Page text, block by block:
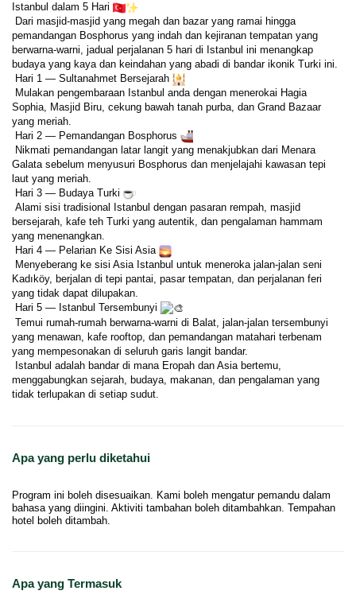
Istanbul dalam 5 Hari
pemandangan Bosphorus yang indah dan kejiranan tempatan yang
berwarna-warni, jadual perjalanan 5 hari di Istanbul ini menangkap
budaya yang kaya dan keindahan yang abadi di bandar ikonik Turki ini.
Hari 1 — Sultanahmet Bersejarah
Sophia, Masjid Biru, cekung bawah tanah purba, dan Grand Bazaar
yang meriah.
Hari 2 — Pemandangan Bosphorus
Galata sebelum menyusuri Bosphorus dan menjelajahi kawasan tepi
laut yang meriah.
Hari 3 — Budaya Turki
bersejarah, kafe teh Turki yang autentik, dan pengalaman hammam
yang menenangkan.
Hari 4 — Pelarian Ke Sisi Asia
Kadıköy, berjalan di tepi pantai, pasar tempatan, dan perjalanan feri
yang tidak dapat dilupakan.
Hari 5 — Istanbul Tersembunyi
yang menawan, kafe rooftop, dan pemandangan matahari terbenam
yang mempesonakan di seluruh garis langit bandar.
menggabungkan sejarah, budaya, makanan, dan pengalaman yang
tidak terlupakan di setiap sudut.
Apa yang perlu diketahui
Program ini boleh disesuaikan. Kami boleh mengatur pemandu dalam
bahasa yang diingini. Aktiviti tambahan boleh ditambahkan. Tempahan
hotel boleh ditambah.
Apa yang Termasuk